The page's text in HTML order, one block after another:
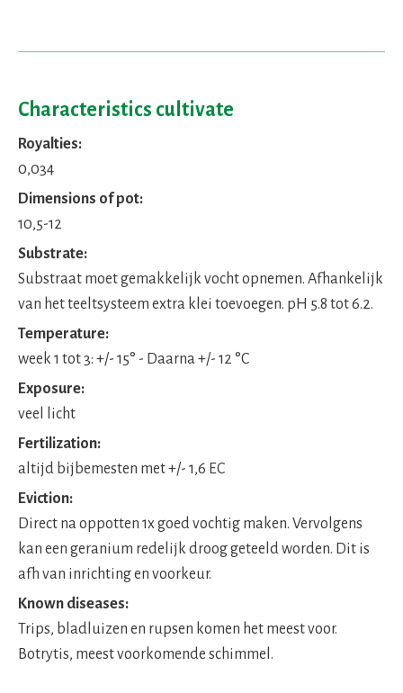
Characteristics cultivate
Royalties:
0,034
Dimensions of pot:
10,5-12
Substrate:
Substraat moet gemakkelijk vocht opnemen. Afhankelijk
van het teeltsysteem extra klei toevoegen. pH 5.8 tot 6.2.
Temperature:
week 1 tot 3: +/- 15° - Daarna +/- 12 °C
Exposure:
veel licht
Fertilization:
altijd bijbemesten met +/- 1,6 EC
Eviction:
Direct na oppotten 1x goed vochtig maken. Vervolgens
kan een geranium redelijk droog geteeld worden. Dit is
afh van inrichting en voorkeur.
Known diseases:
Trips, bladluizen en rupsen komen het meest voor.
Botrytis, meest voorkomende schimmel.